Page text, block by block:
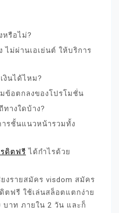
หรือไม่?
ไม่ผ่านเอเย่นต์ ให้บริการ
งินได้ไหม?
ข้อตกลงของโปรโมชั่น
างใดบ้าง?
รชั้นแนวหน้ารวมทั้ง
รดิตฟรี ได้กำไรด้วย
งรายสมัคร visdom สมัคร
ตฟรี ใช้เล่นสล็อตแตกง่าย
บาท ภายใน 2 วัน และก็